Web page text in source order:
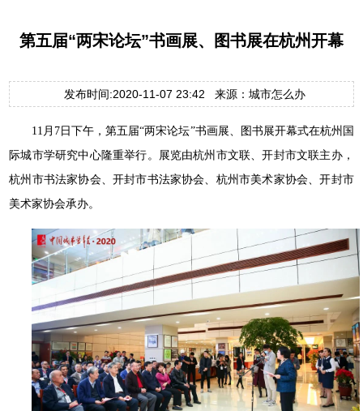
第五届“两宋论坛”书画展、图书展在杭州开幕
发布时间:2020-11-07 23:42 来源：城市怎么办
11月7日下午，第五届“两宋论坛”书画展、图书展开幕式在杭州国
际城市学研究中心隆重举行。展览由杭州市文联、开封市文联主办，
杭州市书法家协会、开封市书法家协会、杭州市美术家协会、开封市
美术家协会承办。